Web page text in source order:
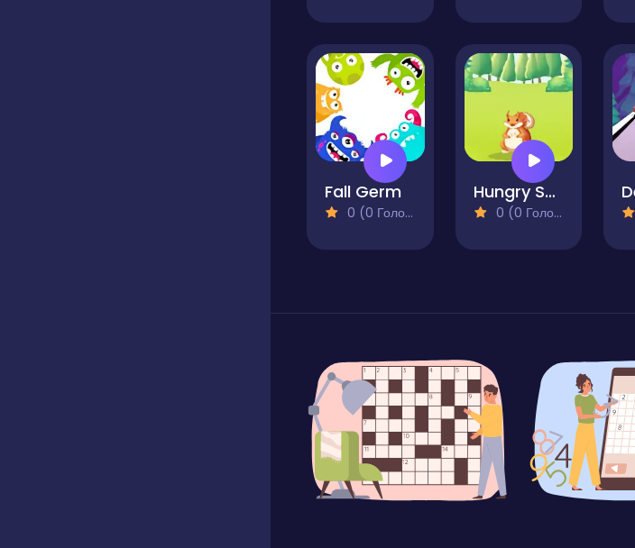
Fall Germ
0 (0 Голосів)
Hungry Squirrel
0 (0 Голосів)